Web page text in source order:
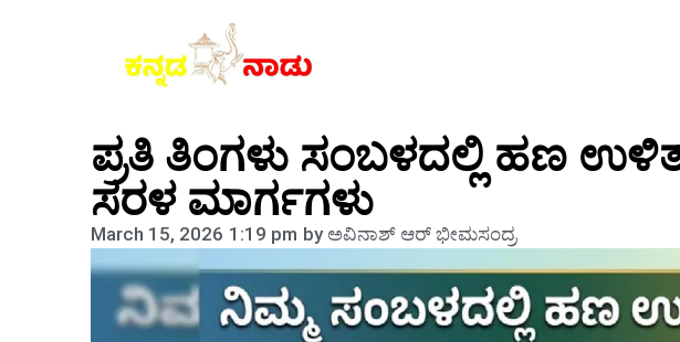
ಪ್ರತಿ ತಿಂಗಳು ಸಂಬಳದಲ್ಲಿ ಹಣ
ಸರಳ ಮಾರ್ಗಗಳು
March 15, 2026 1:19 pm byಅವಿನಾಶ್‌ ಆರ್‌ ಭೀಮಸಂದ್ರ